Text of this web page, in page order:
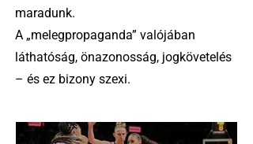
maradunk.
A „melegpropaganda” valójában
láthatóság, önazonosság, jogkövetelés
– és ez bizony szexi.